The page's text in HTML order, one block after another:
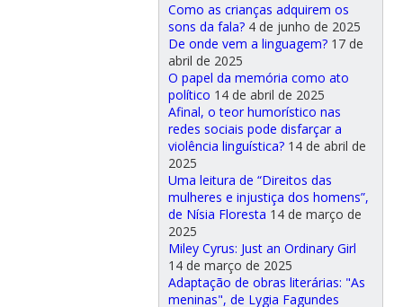
Como as crianças adquirem os
sons da fala? 4 de junho de 2025
De onde vem a linguagem? 17 de
abril de 2025
O papel da memória como ato
político 14 de abril de 2025
Afinal, o teor humorístico nas
redes sociais pode disfarçar a
violência linguística? 14 de abril de
2025
Uma leitura de “Direitos das
mulheres e injustiça dos homens”,
de Nísia Floresta 14 de março de
2025
Miley Cyrus: Just an Ordinary Girl
14 de março de 2025
Adaptação de obras literárias: "As
meninas", de Lygia Fagundes